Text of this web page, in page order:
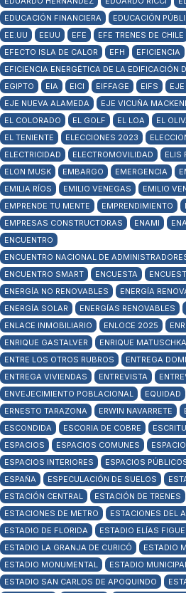
EDUCACIÓN FINANCIERA
EDUCACIÓN
EE.UU
EEUU EFE EFE TRENES DE CHILE
EFECTO ISLA DE CALOR
EFH EFICIENCIA
EFICIENCIA ENERGÉTICA DE LA EDIFICACIÓN
EGIPTO
EIA EICI EIFFAGE EIFS
EJE NUEVA ALAMEDA
EJE VICUÑA
EL COLORADO
EL GOLF EL LOA EL
EL TENIENTE
ELECCIONES 2023
ELECTRICIDAD
ELECTROMOVILIDAD ELIS
ELON MUSK
EMBARGO EMERGENCIA
EMILIA RÍOS
EMILIO VENEGAS EMILIO
EMPRENDE TU MENTE
EMPRENDIMIENTO
EMPRESAS CONSTRUCTORAS
ENAMI
ENCUENTRO
ENCUENTRO NACIONAL DE
ENCUENTRO SMART
ENCUESTA
ENERGÍA NO RENOVABLES
ENERGÍA
ENERGÍA SOLAR
ENERGÍAS RENOVABLES
ENLACE INMOBILIARIO
ENLOCE 2025
ENRIQUE GASTALVER
ENRIQUE MATUSCHKA
ENTRE LOS OTROS RUBROS
ENTREGA
ENTREGA VIVIENDAS
ENTREVISTA
ENVEJECIMIENTO POBLACIONAL
EQUIDAD
ERNESTO TARAZONA
ERWIN NAVARRETE
ESCONDIDA
ESCORIA DE COBRE
ESPACIOS
ESPACIOS COMUNES
ESPACIOS INTERIORES
ESPACIOS
ESPAÑA
ESPECULACIÓN DE SUELOS
ESTACIÓN CENTRAL
ESTACIÓN DE TRENES
ESTACIONES DE METRO
ESTACIONES DEL
ESTADIO DE FLORIDA
ESTADIO ELÍAS
ESTADIO LA GRANJA DE CURICÓ
ESTADIO
ESTADIO MONUMENTAL
ESTADIO
ESTADIO SAN CARLOS DE APOQUINDO